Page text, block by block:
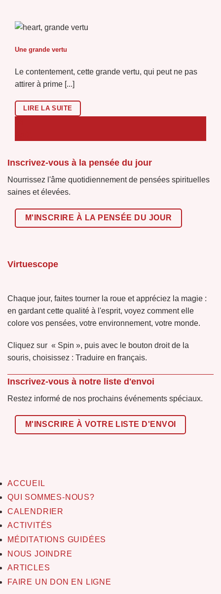
Une grande vertu
Le contentement, cette grande vertu, qui peut ne pas
attirer à prime [...]
LIRE LA SUITE
Inscrivez-vous à la pensée du jour
Nourrissez l'âme quotidiennement de pensées spirituelles
saines et élevées.
M'INSCRIRE À LA PENSÉE DU JOUR
Virtuescope
Chaque jour, faites tourner la roue et appréciez la magie :
en gardant cette qualité à l'esprit, voyez comment elle
colore vos pensées, votre environnement, votre monde.
Cliquez sur « Spin », puis avec le bouton droit de la
souris, choisissez : Traduire en français.
Inscrivez-vous à notre liste d'envoi
Restez informé de nos prochains événements spéciaux.
M'INSCRIRE À VOTRE LISTE D'ENVOI
ACCUEIL
QUI SOMMES-NOUS?
CALENDRIER
ACTIVITÉS
MÉDITATIONS GUIDÉES
NOUS JOINDRE
ARTICLES
FAIRE UN DON EN LIGNE